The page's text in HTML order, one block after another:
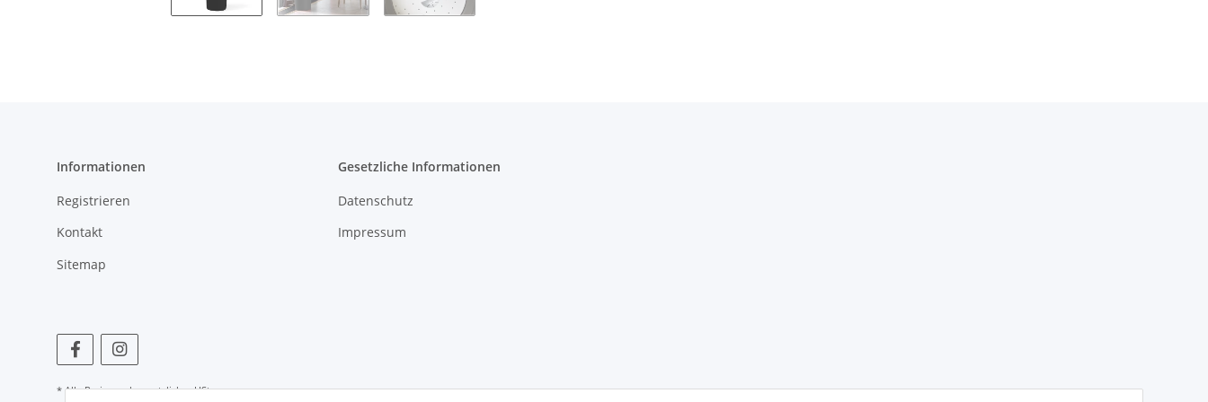
Informationen
Registrieren
Kontakt
Sitemap
Gesetzliche Informationen
Datenschutz
Impressum
* Alle Preise zzgl. gesetzlicher USt.